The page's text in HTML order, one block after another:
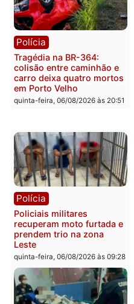
Polícia
Homem é encontrado
morto em residência no
bairro Colina Park em RO
Polícia
Tragédia na BR-364:
colisão entre caminhão e
carro deixa quatro mortos
em Porto Velho
quinta-feira, 06/08/2026 às 20:51